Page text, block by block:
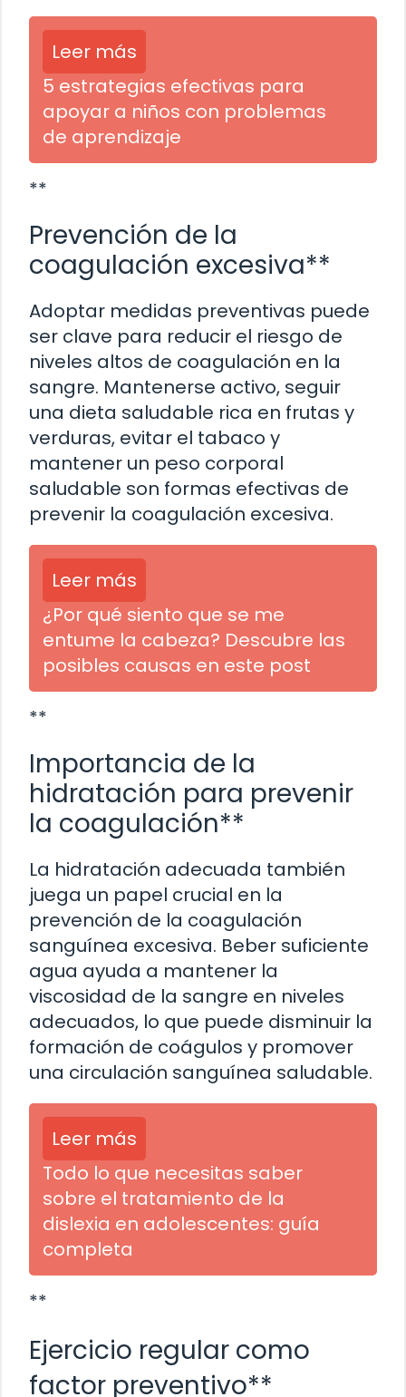
Leer más
5 estrategias efectivas para
apoyar a niños con problemas
de aprendizaje
**
Prevención de la
coagulación excesiva**
Adoptar medidas preventivas puede
ser clave para reducir el riesgo de
niveles altos de coagulación en la
sangre. Mantenerse activo, seguir
una dieta saludable rica en frutas y
verduras, evitar el tabaco y
mantener un peso corporal
saludable son formas efectivas de
prevenir la coagulación excesiva.
Leer más
¿Por qué siento que se me
entume la cabeza? Descubre las
posibles causas en este post
**
Importancia de la
hidratación para prevenir
la coagulación**
La hidratación adecuada también
juega un papel crucial en la
prevención de la coagulación
sanguínea excesiva. Beber suficiente
agua ayuda a mantener la
viscosidad de la sangre en niveles
adecuados, lo que puede disminuir la
formación de coágulos y promover
una circulación sanguínea saludable.
Leer más
Todo lo que necesitas saber
sobre el tratamiento de la
dislexia en adolescentes: guía
completa
**
Ejercicio regular como
factor preventivo**